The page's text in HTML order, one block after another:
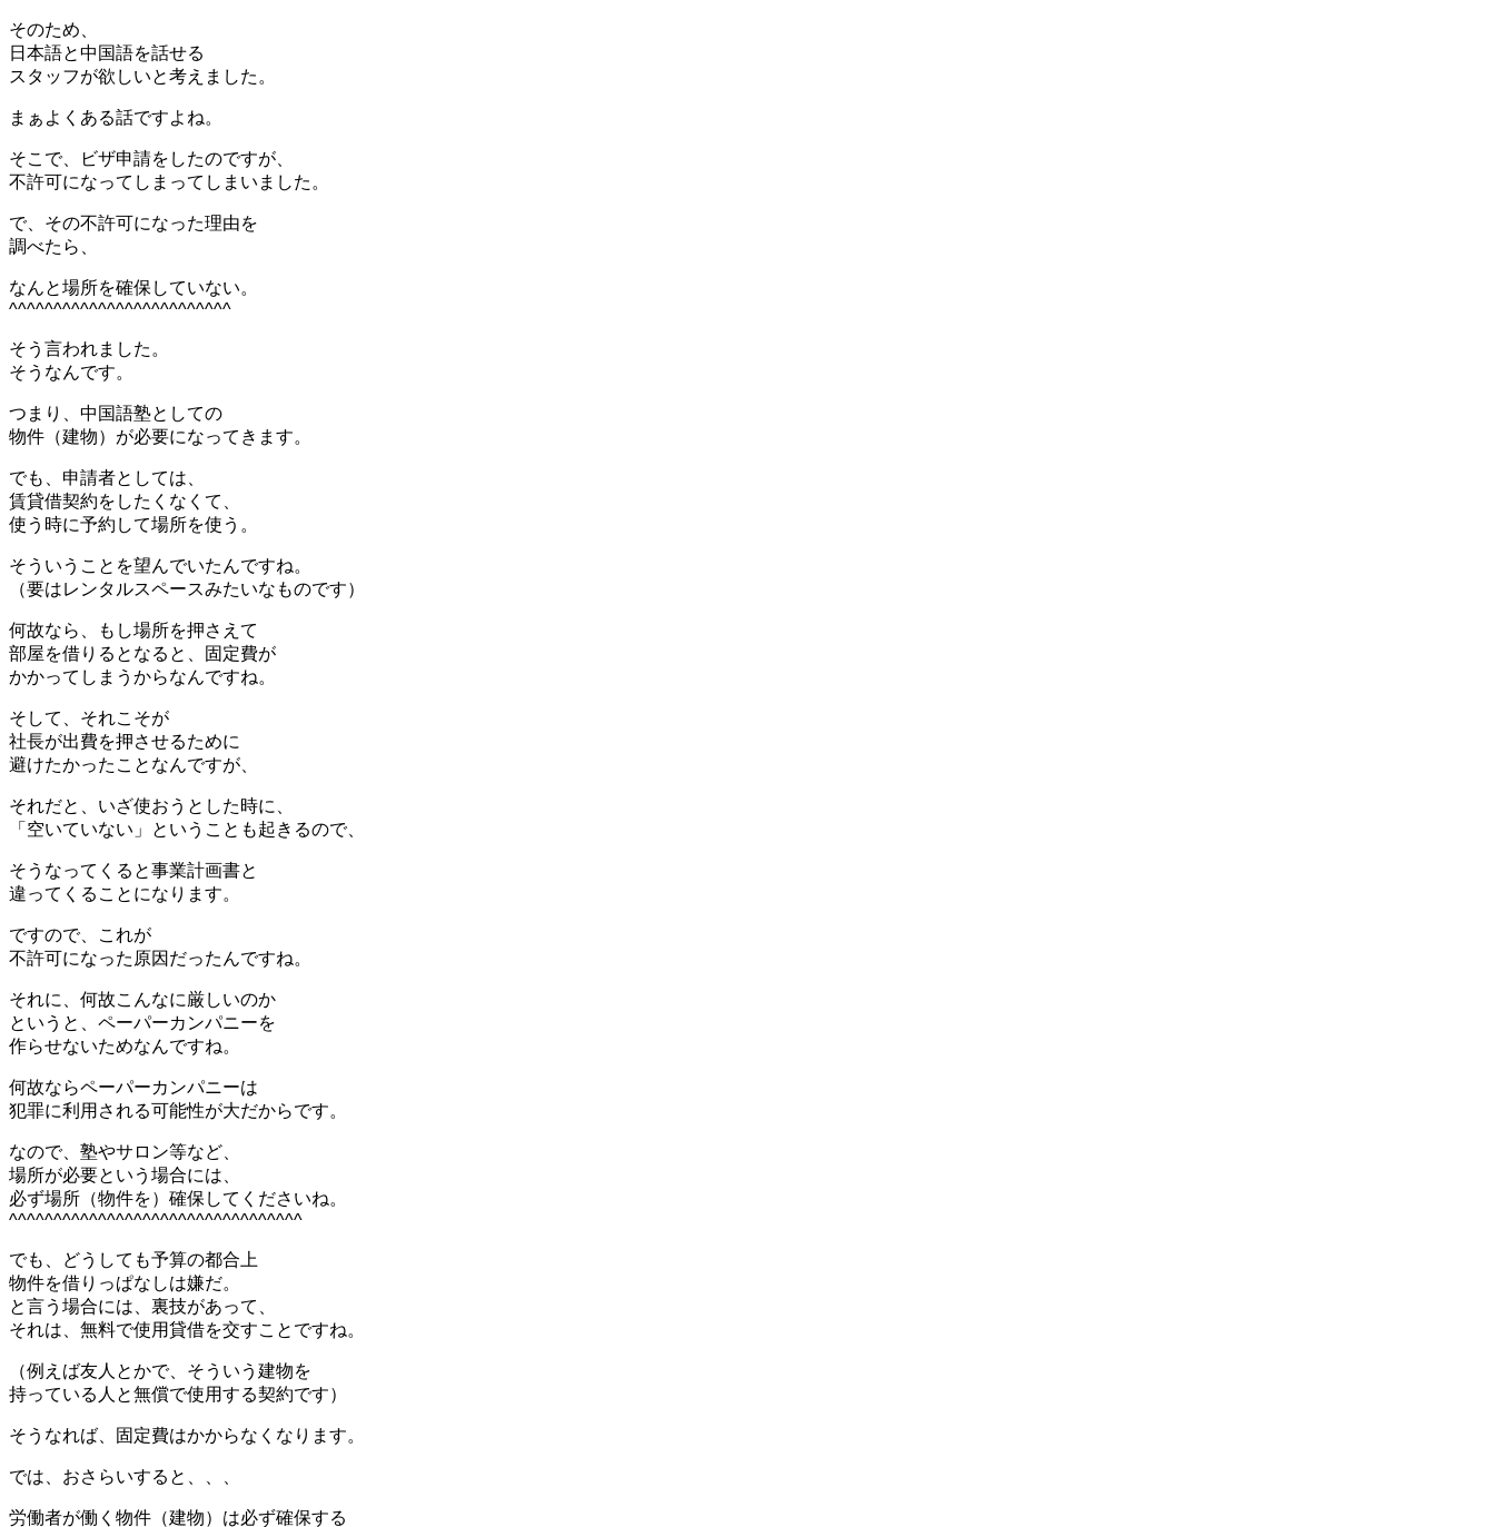
そのため、
日本語と中国語を話せる
スタッフが欲しいと考えました。
まぁよくある話ですよね。
そこで、ビザ申請をしたのですが、
不許可になってしまってしまいました。
で、その不許可になった理由を
調べたら、
なんと場所を確保していない。
^^^^^^^^^^^^^^^^^^^^^^^^^
そう言われました。
そうなんです。
つまり、中国語塾としての
物件（建物）が必要になってきます。
でも、申請者としては、
賃貸借契約をしたくなくて、
使う時に予約して場所を使う。
そういうことを望んでいたんですね。
（要はレンタルスペースみたいなものです）
何故なら、もし場所を押さえて
部屋を借りるとなると、固定費が
かかってしまうからなんですね。
そして、それこそが
社長が出費を押させるために
避けたかったことなんですが、
それだと、いざ使おうとした時に、
「空いていない」ということも起きるので、
そうなってくると事業計画書と
違ってくることになります。
ですので、これが
不許可になった原因だったんですね。
それに、何故こんなに厳しいのか
というと、ペーパーカンパニーを
作らせないためなんですね。
何故ならペーパーカンパニーは
犯罪に利用される可能性が大だからです。
なので、塾やサロン等など、
場所が必要という場合には、
必ず場所（物件を）確保してくださいね。
^^^^^^^^^^^^^^^^^^^^^^^^^^^^^^^^^
でも、どうしても予算の都合上
物件を借りっぱなしは嫌だ。
と言う場合には、裏技があって、
それは、無料で使用貸借を交すことですね。
（例えば友人とかで、そういう建物を
持っている人と無償で使用する契約です）
そうなれば、固定費はかからなくなります。
では、おさらいすると、、、
労働者が働く物件（建物）は必ず確保する